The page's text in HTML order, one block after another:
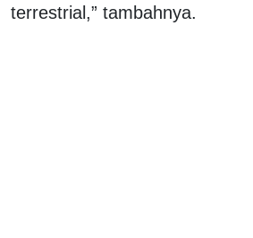
terrestrial,” tambahnya.